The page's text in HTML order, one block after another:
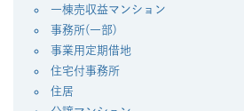
一棟売収益マンション
事務所(一部)
事業用定期借地
住宅付事務所
住居